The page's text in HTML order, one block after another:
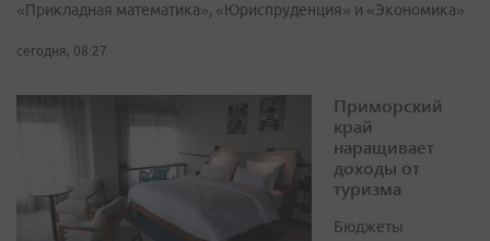
«Прикладная математика», «Юриспруденция» и «Экономика»
сегодня, 08:27
Приморский
край
наращивает
доходы от
туризма
Бюджеты